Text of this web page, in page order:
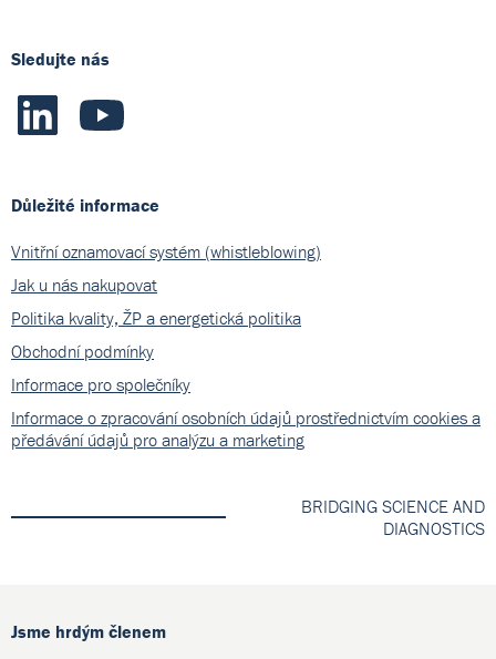
Sledujte nás
Důležité informace
Vnitřní oznamovací systém (whistleblowing)
Jak u nás nakupovat
Politika kvality, ŽP a energetická politika
Obchodní podmínky
Informace pro společníky
Informace o zpracování osobních údajů prostřednictvím cookies a
předávání údajů pro analýzu a marketing
BRIDGING SCIENCE AND
DIAGNOSTICS
Jsme hrdým členem